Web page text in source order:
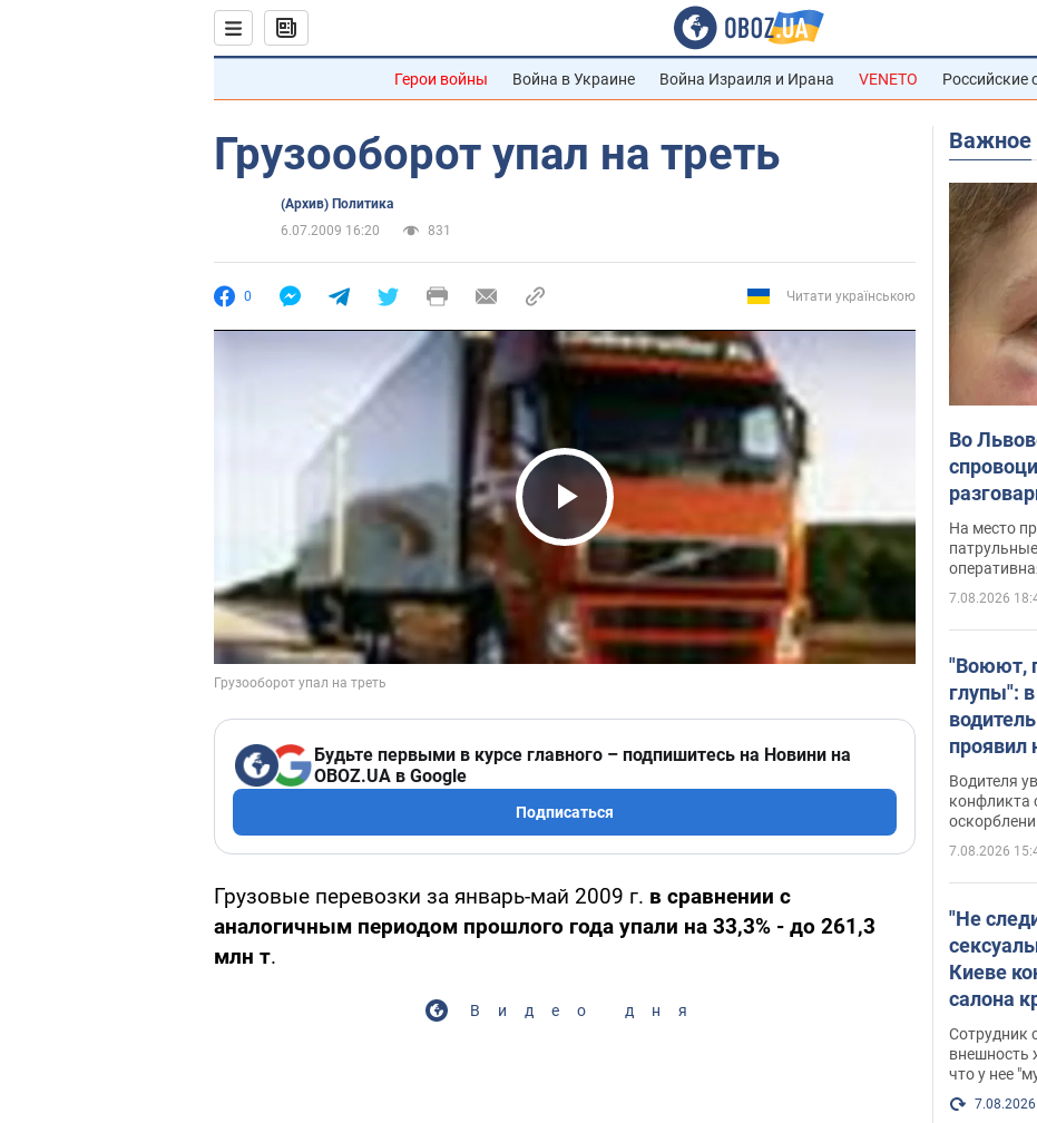
Герои войны Война в Украине Война Израиля и Ирана VENETO Российские
Грузооборот упал на треть
(Архив) Политика
6.07.2009 16:20
831
0 Читати українською
Play Video
Будьте первыми в курсе главного – подпишитесь на Новини на
OBOZ.UA в Google
Подписаться
Грузовые перевозки за январь-май 2009 г. в сравнении с
аналогичным периодом прошлого года упали на 33,3% - до 261,3
млн т.
Видео дня
Важное
Во
Видео
На место
7.08.2026
"Воюют,
глупы":
проявил
Видео
Водителя
конфликта
7.08.2026
"Не
Киеве
салона
после
Фото
Сотрудник
внешность
что у нее
7.08.2026